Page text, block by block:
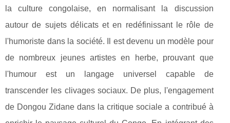
la culture congolaise, en normalisant la discussion
autour de sujets délicats et en redéfinissant le rôle de
l'humoriste dans la société. Il est devenu un modèle pour
de nombreux jeunes artistes en herbe, prouvant que
l'humour est un langage universel capable de
transcender les clivages sociaux. De plus, l'engagement
de Dongou Zidane dans la critique sociale a contribué à